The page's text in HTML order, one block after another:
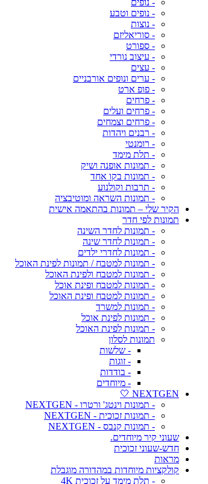
- נופים
- נופים וטבע
- נוצות
- סוריאליזם
- ספורט
- עיצוב נורדי
- עצים
- ערים ונופים אורבניים
- פופ ארט
- פרחים
- פרחים ועלים
- פרחים וצמחים
- רבנים ויהדות
- רומנטי
- תלת מימד
- תמונות אופנה ושיק
- תמונות בקו אחד
- תרבות וקולנוע
- תמונות השראה ומוטיבציה
הקיר שלי – תמונות בהתאמה אישית
תמונות לפי חדר
- תמונות לחדר השינה
- תמונות לחדר שינה
- תמונות לחדרי ילדים
- תמונות למטבח / תמונות לפינת האוכל
- תמונות למטבח ולפינת האוכל
- תמונות למטבח ופינת אוכל
- תמונות למטבח ופינת האוכל
- תמונות למשרד
- תמונות לפינת אוכל
- תמונות לפינת האוכל
תמונות לסלון
- שלשות
- זוגות
- בודדות
- מיוחדים
NEXTGEN 🤍
- תמונות וינטג' ורטרו - NEXTGEN
- תמונות זכוכית - NEXTGEN
- תמונות קנבס - NEXTGEN
שעוני קיר מיוחדים.
חדש-שעוני זכוכית
מראות
קולקציות מיוחדות במהדורה מוגבלת
- תלת מימד על זכוכית 4K